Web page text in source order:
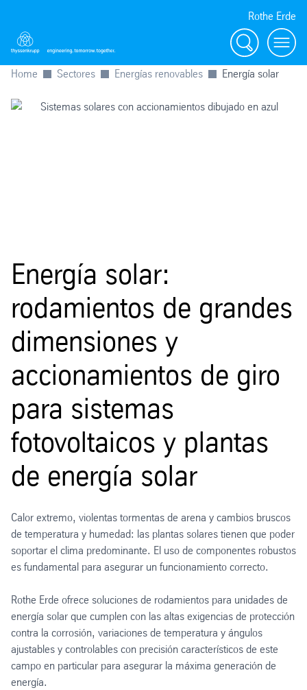
Rothe Erde
Buscar
Home Sectores Energías renovables Energía solar
Energía solar:
rodamientos de grandes
dimensiones y
accionamientos de giro
para sistemas
fotovoltaicos y plantas
de energía solar
Calor extremo, violentas tormentas de arena y cambios bruscos
de temperatura y humedad: las plantas solares tienen que poder
soportar el clima predominante. El uso de componentes robustos
es fundamental para asegurar un funcionamiento correcto.
Rothe Erde ofrece soluciones de rodamientos para unidades de
energía solar que cumplen con las altas exigencias de protección
contra la corrosión, variaciones de temperatura y ángulos
ajustables y controlables con precisión característicos de este
campo en particular para asegurar la máxima generación de
energía.